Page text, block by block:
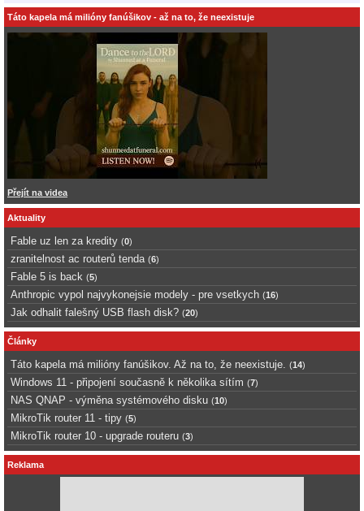
Táto kapela má milióny fanúšikov - až na to, že neexistuje
Přejít na videa
Aktuality
Fable uz len za kredity (0)
zranitelnost ac routerů tenda (6)
Fable 5 is back (5)
Anthropic vypol najvykonejsie modely - pre vsetkych (16)
Jak odhalit falešný USB flash disk? (20)
Články
Táto kapela má milióny fanúšikov. Až na to, že neexistuje. (14)
Windows 11 - připojení současně k několika sítím (7)
NAS QNAP - výměna systémového disku (10)
MikroTik router 11 - tipy (5)
MikroTik router 10 - upgrade routeru (3)
Reklama